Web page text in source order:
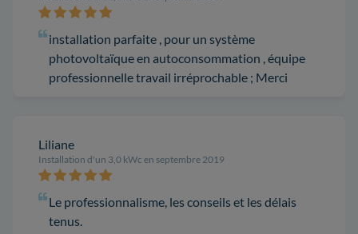
installation parfaite , pour un système
photovoltaïque en autoconsommation , équipe
professionnelle travail irréprochable ; Merci
Liliane
Installation d'un 3,0 kWc en septembre 2019
Le professionnalisme, les conseils et les délais
tenus.